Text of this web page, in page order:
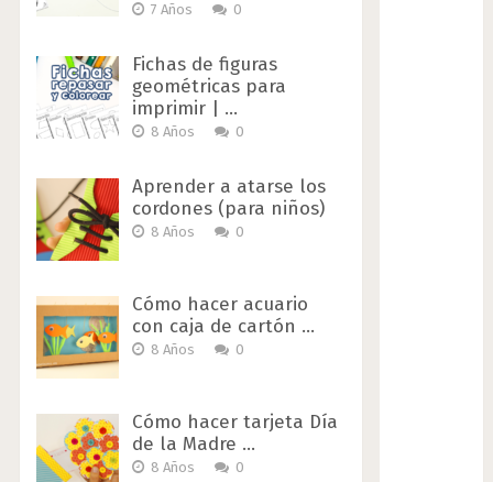
7 Años 0
Fichas de figuras
geométricas para
imprimir | …
8 Años 0
Aprender a atarse los
cordones (para niños)
8 Años 0
Cómo hacer acuario
con caja de cartón …
8 Años 0
Cómo hacer tarjeta Día
de la Madre …
8 Años 0